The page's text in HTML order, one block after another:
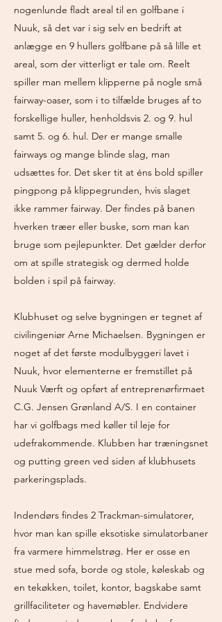
nogenlunde fladt areal til en golfbane i
Nuuk, så det var i sig selv en bedrift at
anlægge en 9 hullers golfbane på så lille et
areal, som der vitterligt er tale om. Reelt
spiller man mellem klipperne på nogle små
fairway-oaser, som i to tilfælde bruges af to
forskellige huller, henholdsvis 2. og 9. hul
samt 5. og 6. hul. Der er mange smalle
fairways og mange blinde slag, man
udsættes for. Det sker tit at éns bold spiller
pingpong på klippegrunden, hvis slaget
ikke rammer fairway. Der findes på banen
hverken træer eller buske, som man kan
bruge som pejlepunkter. Det gælder derfor
om at spille strategisk og dermed holde
bolden i spil på fairway.
Klubhuset og selve bygningen er tegnet af
civilingeniør Arne Michaelsen. Bygningen er
noget af det første modulbyggeri lavet i
Nuuk, hvor elementerne er fremstillet på
Nuuk Værft og opført af entreprenørfirmaet
C.G. Jensen Grønland A/S. I en container
har vi golfbags med køller til leje for
udefrakommende. Klubben har træningsnet
og putting green ved siden af klubhusets
parkeringsplads.
Indendørs findes 2 Trackman-simulatorer,
hvor man kan spille eksotiske simulatorbaner
fra varmere himmelstrøg. Her er osse en
stue med sofa, borde og stole, køleskab og
en tekøkken, toilet, kontor, bagskabe samt
grillfaciliteter og havemøbler. Endvidere